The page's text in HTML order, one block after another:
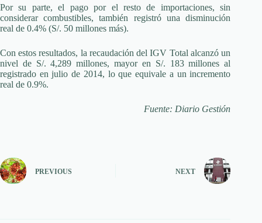
Por su parte, el pago por el resto de importaciones, sin
considerar combustibles, también registró una disminución
real de 0.4% (S/. 50 millones más).
Con estos resultados, la recaudación del IGV Total alcanzó un
nivel de S/. 4,289 millones, mayor en S/. 183 millones al
registrado en julio de 2014, lo que equivale a un incremento
real de 0.9%.
Fuente: Diario Gestión
PREVIOUS NEXT